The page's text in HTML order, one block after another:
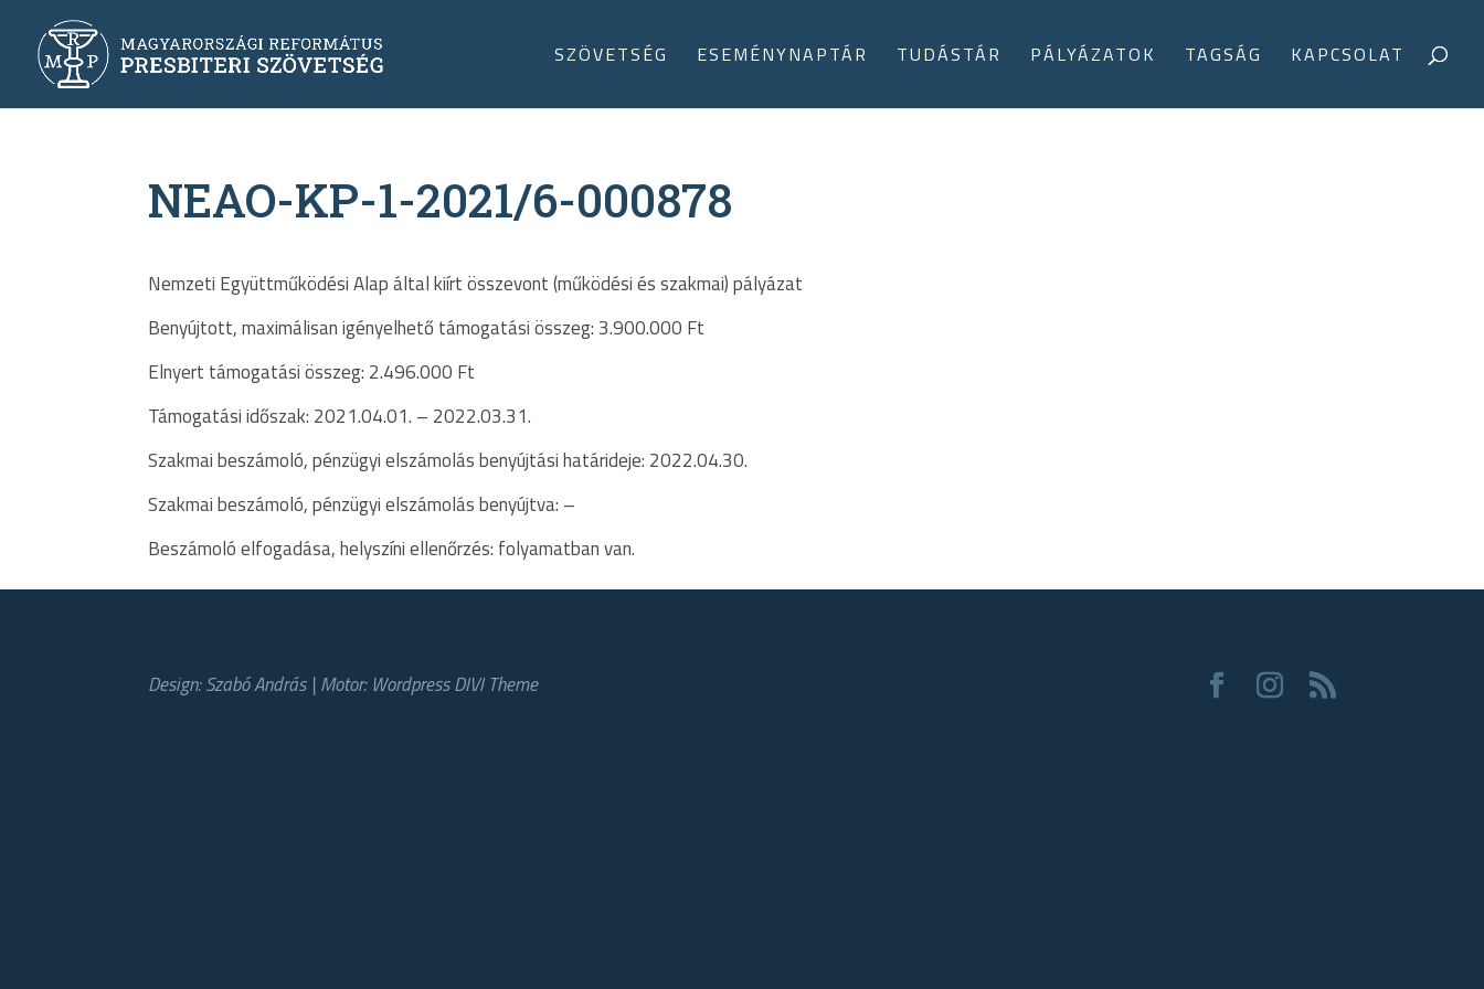
SZÖVETSÉG ESEMÉNYNAPTÁR TUDÁSTÁR PÁLYÁZATOK TAGSÁG KAPCSOLAT
NEAO-KP-1-2021/6-000878
Nemzeti Együttműködési Alap által kiírt összevont (működési és szakmai) pályázat
Benyújtott, maximálisan igényelhető támogatási összeg: 3.900.000 Ft
Elnyert támogatási összeg: 2.496.000 Ft
Támogatási időszak: 2021.04.01. – 2022.03.31.
Szakmai beszámoló, pénzügyi elszámolás benyújtási határideje: 2022.04.30.
Szakmai beszámoló, pénzügyi elszámolás benyújtva: –
Beszámoló elfogadása, helyszíni ellenőrzés: folyamatban van.
Design: Szabó András | Motor: Wordpress DIVI Theme